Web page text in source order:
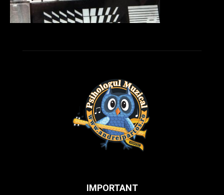
IMPORTANT